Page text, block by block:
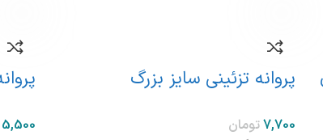
پروانه تزئینی سایز بزرگ
تومان